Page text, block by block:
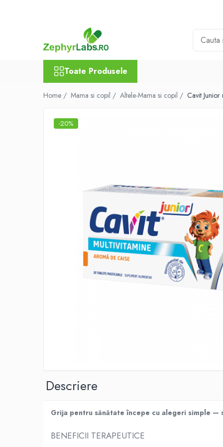
Alimentatie sanatoasa
Altele-Alimentatie sanatoasa
Suplimente alimentare copii
Igiena intima
Produse anti-insecte
Protectie solara
Toate Produsele
Home / Mama si copil / Altele-Mama si copil / Cavit
-20%
Descriere
Grija pentru sănătate începe cu alegeri simple
BENEFICII TERAPEUTICE